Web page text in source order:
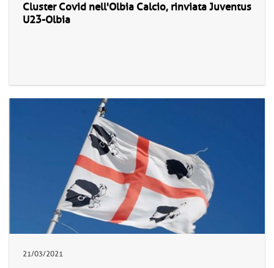
Cluster Covid nell'Olbia Calcio, rinviata Juventus
U23-Olbia
21/03/2021